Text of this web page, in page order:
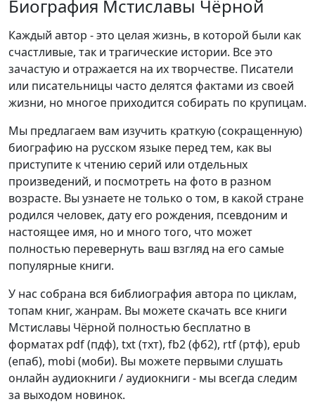
Биография Мстиславы Чёрной
Каждый автор - это целая жизнь, в которой были как
счастливые, так и трагические истории. Все это
зачастую и отражается на их творчестве. Писатели
или писательницы часто делятся фактами из своей
жизни, но многое приходится собирать по крупицам.
Мы предлагаем вам изучить краткую (сокращенную)
биографию на русском языке перед тем, как вы
приступите к чтению серий или отдельных
произведений, и посмотреть на фото в разном
возрасте. Вы узнаете не только о том, в какой стране
родился человек, дату его рождения, псевдоним и
настоящее имя, но и много того, что может
полностью перевернуть ваш взгляд на его самые
популярные книги.
У нас собрана вся библиография автора по циклам,
топам книг, жанрам. Вы можете скачать все книги
Мстиславы Чёрной полностью бесплатно в
форматах pdf (пдф), txt (тхт), fb2 (фб2), rtf (ртф), epub
(епаб), mobi (моби). Вы можете первыми слушать
онлайн аудиокниги / аудиокниги - мы всегда следим
за выходом новинок.